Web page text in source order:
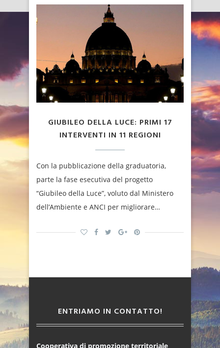
GIUBILEO DELLA LUCE: PRIMI 17
INTERVENTI IN 11 REGIONI
Con la pubblicazione della graduatoria,
parte la fase esecutiva del progetto
“Giubileo della Luce”, voluto dal Ministero
dell’Ambiente e ANCI per migliorare…
ENTRIAMO IN CONTATTO!
Cooperativa di promozione territoriale